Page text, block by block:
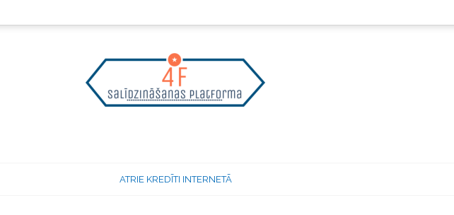
ATRIE KREDĪTI INTERNETĀ